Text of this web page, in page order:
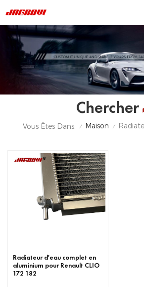
Chercher
Vous Êtes Dans: / Maison /
Radiateur d'eau complet en
aluminium pour Renault CLIO
172 182